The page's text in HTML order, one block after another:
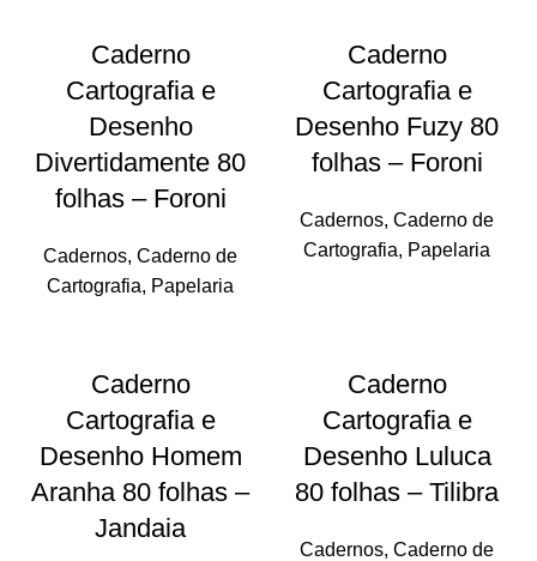
Caderno
Cartografia e
Desenho
Divertidamente 80
folhas – Foroni
Cadernos, Caderno de
Cartografia, Papelaria
Caderno
Cartografia e
Desenho Fuzy 80
folhas – Foroni
Cadernos, Caderno de
Cartografia, Papelaria
Caderno
Cartografia e
Desenho Homem
Aranha 80 folhas –
Jandaia
Caderno
Cartografia e
Desenho Luluca
80 folhas – Tilibra
Cadernos, Caderno de